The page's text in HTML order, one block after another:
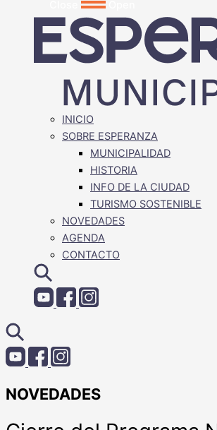
INICIO
SOBRE ESPERANZA
MUNICIPALIDAD
HISTORIA
INFO DE LA CIUDAD
TURISMO SOSTENIBLE
NOVEDADES
AGENDA
CONTACTO
NOVEDADES